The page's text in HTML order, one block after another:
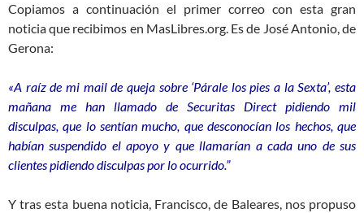
Copiamos a continuación el primer correo con esta gran
noticia que recibimos en MasLibres.org. Es de José Antonio, de
Gerona:
«A raíz de mi mail de queja sobre ‘Párale los pies a la Sexta’, esta
mañana me han llamado de Securitas Direct pidiendo mil
disculpas, que lo sentían mucho, que desconocían los hechos, que
habían suspendido el apoyo y que llamarían a cada uno de sus
clientes pidiendo disculpas por lo ocurrido.”
Y tras esta buena noticia, Francisco, de Baleares, nos propuso